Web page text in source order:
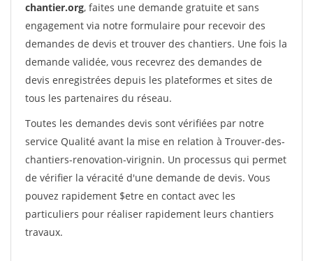
chantier.org, faites une demande gratuite et sans
engagement via notre formulaire pour recevoir des
demandes de devis et trouver des chantiers. Une fois la
demande validée, vous recevrez des demandes de
devis enregistrées depuis les plateformes et sites de
tous les partenaires du réseau.
Toutes les demandes devis sont vérifiées par notre
service Qualité avant la mise en relation à Trouver-des-
chantiers-renovation-virignin. Un processus qui permet
de vérifier la véracité d'une demande de devis. Vous
pouvez rapidement $etre en contact avec les
particuliers pour réaliser rapidement leurs chantiers
travaux.